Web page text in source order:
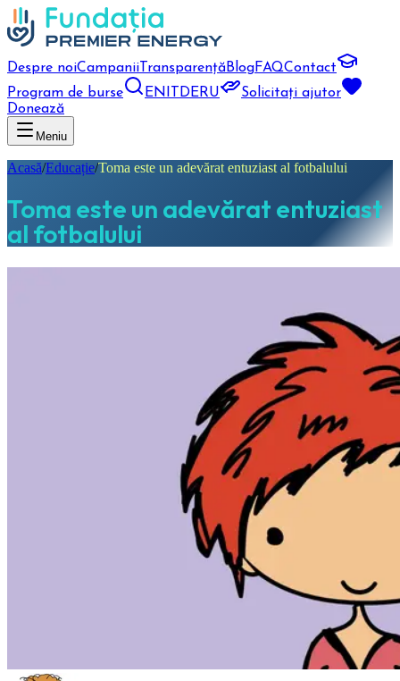
Despre noiCampanii TransparențăBlogFAQContact
Program de burse
EN DERU
Solicitați ajutor
Donează
Meniu
Acasă/Educație/Toma este un adevărat entuziast al fotbalului
Toma este un adevărat entuziast
al fotbalului